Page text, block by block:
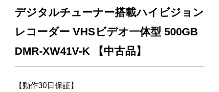
デジタルチューナー搭載ハイビジョン
レコーダー VHSビデオ一体型 500GB
DMR-XW41V-K 【中古品】
【動作30日保証】